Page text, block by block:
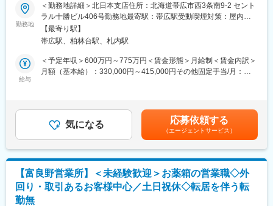
可能です。
・昇給1回／最短3年で営業所所長になった実績あり
・年功序列ではなく、実績と姿勢を見て判断
努力やプロセスもしっかり評価される制度があります。
（2）半期ごとの評価で、頑張りが収入に反映
・評価は半年ごとに実施
■研修制度：
・入社直後～2週間 ： OJT形式で、薬の種類や成分など基礎知識
を身につけます。
・入社2週間～1カ月 ： 先輩社員に同行し、仕事の流れを学びま
す。「会話のコツ」や「商品のご案内方法」といった実践的なス
キルを習得します。
・入社1カ月以降 ： 慣れてきたら独り立ち。既存のお客様をメイ
■業務内容：
「ビオスリー」を代表とする製薬企業の当社にて「動物用医薬
品」の営業をお任せいたします
・代理店や獣医師、畜産生産者への訪問（売上進捗、案件などの
打ち合わせ等）
・販売代理店や特約店との同行訪問、関係性の構築
・支店の予実管理,販売戦略の策定
・勉強会の実施/学会やセミナーの企画および参加（ブース展示な
ど）
※ご経験に応じて一部若手メンバーのフォロー等もお任せする可能
・生産者：牛・豚・鶏・水産
・獣医師：農業共済組合（NOSAI）・開業医など
勤務地
＜勤務地詳細＞北日本支店住所：北海道帯広市西3条南9-2 セント
ラル十勝ビル406号勤務地最寄駅：帯広駅受動喫煙対策：屋内全
面禁煙変更の範囲：会社の定める事業所
【最寄り駅】
帯広駅、柏林台駅、札内駅
給与
＜予定年収＞600万円～775万円＜賃金形態＞月給制＜賃金内訳＞
月額（基本給）：330,000円～415,000円その他固定手当/月：
（就任時より支給）■出張発生時は別途日当あり（社内規程に準ず
る）※給与・管理職検討はご経験・スキル等を判断し検討を致しま
す。※管理職採用の場合は時間外手当は発生しません。賃金はあく
までも目安の金額であり、選考を通じて上下する可能性がありま
す。月給(月額)は固定手当を含めた表記です。
気になる 応募依頼する
（エージェントサービス）
【富良野営業所】＜未経験歓迎＞お薬箱の営業職◇外
回り・取引あるお客様中心／土日祝休◇転居を伴う転
勤無